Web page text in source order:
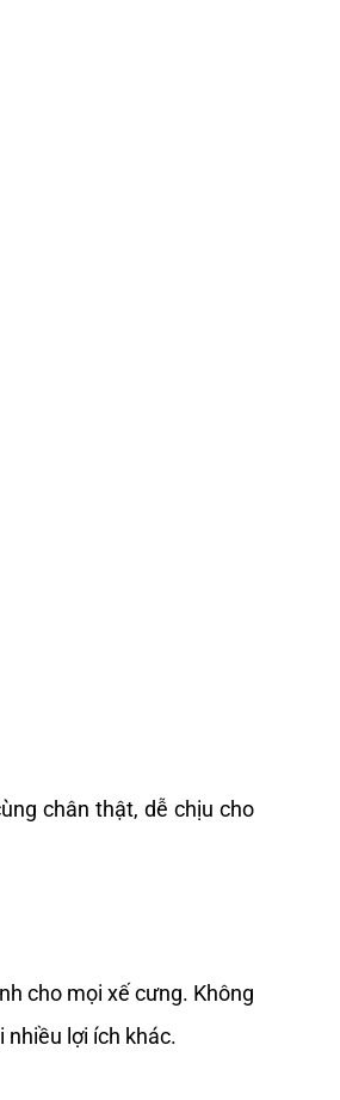
chân thật, dễ chịu cho
cho mọi xế cưng. Không
lợi ích khác.